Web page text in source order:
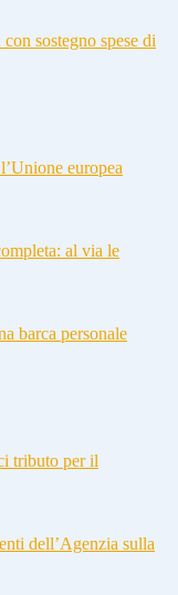
sostegno spese di
europea
al via le
barca personale
tributo per il
dell’Agenzia sulla